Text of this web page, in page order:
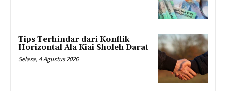
Tips Terhindar dari Konflik
Horizontal Ala Kiai Sholeh Darat
Selasa, 4 Agustus 2026